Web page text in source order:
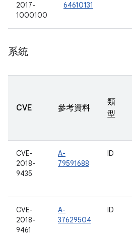
2017-
1000100
64610131
系統
CVE 參考資料
類
型
CVE-
2018-
9435
A-
79591688
ID
CVE-
2018-
9461
A-
37629504
ID